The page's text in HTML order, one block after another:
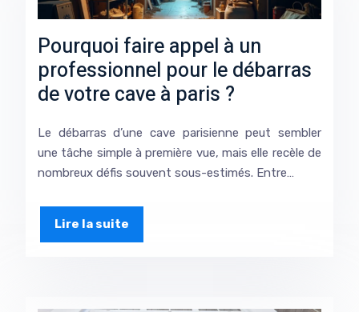
Pourquoi faire appel à un
professionnel pour le débarras
de votre cave à paris ?
Le débarras d’une cave parisienne peut sembler
une tâche simple à première vue, mais elle recèle de
nombreux défis souvent sous-estimés. Entre…
Lire la suite